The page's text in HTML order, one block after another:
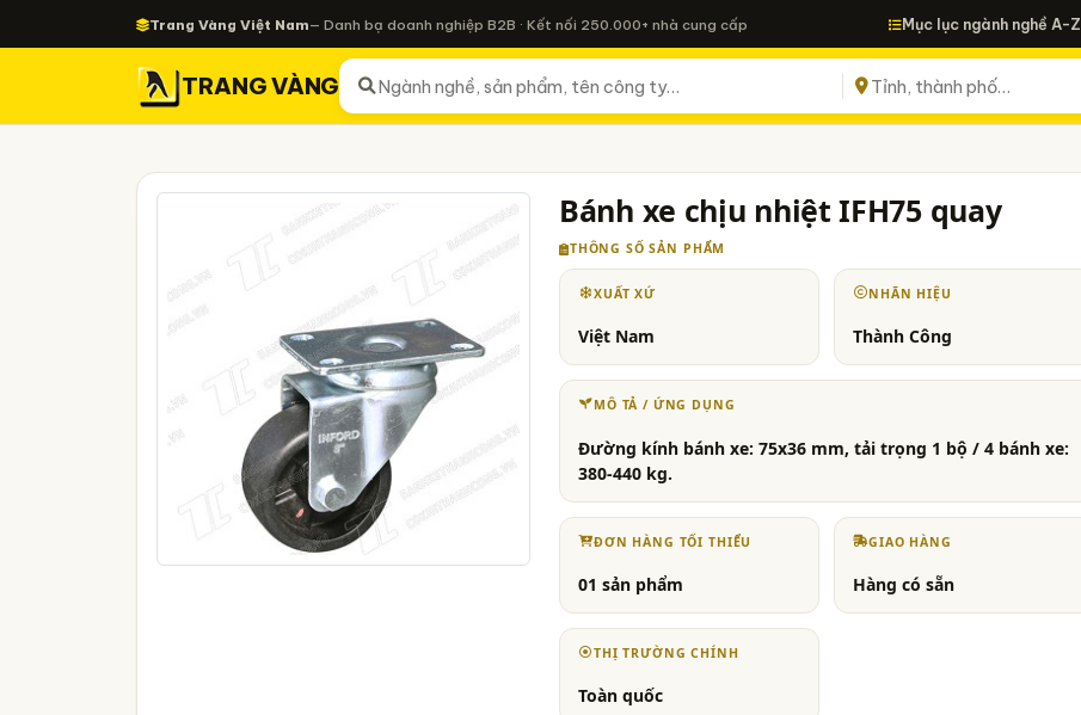
Trang Vàng Việt Nam— Danh bạ doanh nghiệp B2B · Kết nối 250.000+ nhà cung cấp Mục lục ngành nghề A-Z
TRANG VÀNG
Bánh xe chịu nhiệt IFH75 quay
THÔNG SỐ SẢN PHẨM
XUẤT XỨ
Việt Nam
NHÃN HIỆU
Thành Công
MÔ TẢ / ỨNG DỤNG
Đường kính bánh xe: 75x36 mm, tải trọng 1 bộ / 4 bánh xe:
380-440 kg.
ĐƠN HÀNG TỐI THIỂU
01 sản phẩm
GIAO HÀNG
Hàng có sẵn
THỊ TRƯỜNG CHÍNH
Toàn quốc